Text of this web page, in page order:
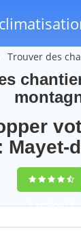
Trouver des
Mayet-
9,5(100%)73
votes